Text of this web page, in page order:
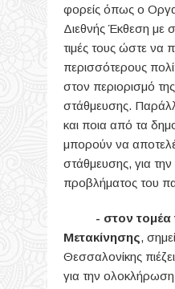
φορείς όπως ο
Διεθνής Έκθεση με
τιμές τους ώστε να
περισσότερους
στον περιορισμό
στάθμευσης.
και ποια από τα
μπορούν να
στάθμευσης, για
προβλήματος του
- στον
Μετακίνησης,
Θεσσαλονίκης
για την